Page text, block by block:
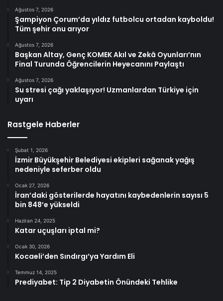
Ağustos 7, 2026
Şampiyon Çorum’da yıldız futbolcu ortadan kayboldu!
Tüm şehir onu arıyor
Ağustos 7, 2026
Başkan Altay, Genç KOMEK Akıl ve Zekâ Oyunları’nın
Final Turunda Öğrencilerin Heyecanını Paylaştı
Ağustos 7, 2026
Su stresi çağı yaklaşıyor! Uzmanlardan Türkiye için
uyarı
Rastgele Haberler
Şubat 1, 2026
İzmir Büyükşehir Belediyesi ekipleri sağanak yağış
nedeniyle seferber oldu
Ocak 27, 2026
İran’daki gösterilerde hayatını kaybedenlerin sayısı 5
bin 848’e yükseldi
Haziran 24, 2025
Katar uçuşları iptal mi?
Ocak 30, 2026
Kocaeli’den Sındırgı’ya Yardım Eli
Temmuz 14, 2025
Prediyabet: Tip 2 Diyabetin Önündeki Tehlike